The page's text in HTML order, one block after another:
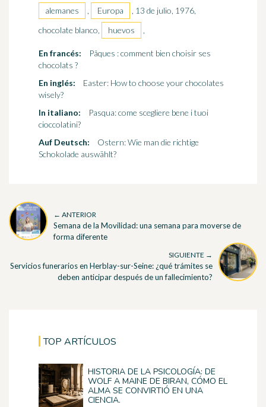
alemanes
, Europa
, 13 de julio, 1976,
chocolate blanco,
huevos ,
En francés:
Pâques : comment bien choisir ses
chocolats ?
En inglés:
Easter: How to choose your chocolates
wisely?
In italiano:
Pasqua: come scegliere bene i tuoi
cioccolatini?
Auf Deutsch:
Ostern: Wie man die richtige
Schokolade auswählt?
← ANTERIOR
Semana de la Movilidad: una semana para moverse de
forma diferente
SIGUIENTE →
Servicios funerarios en Herblay-sur-Seine: ¿qué trámites se
deben anticipar después de un fallecimiento?
TOP ARTÍCULOS
HISTORIA DE LA PSICOLOGÍA: DE
WOLF A MAINE DE BIRAN, CÓMO EL
ALMA SE CONVIRTIÓ EN UNA
CIENCIA.